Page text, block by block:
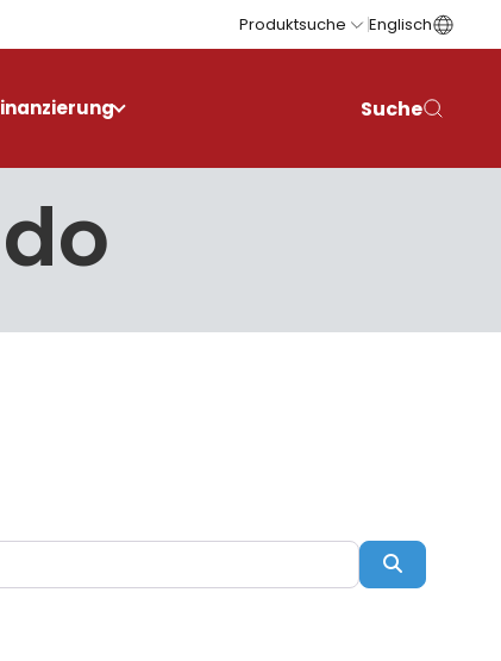
Produktsuche Englisch
Suche
Suchen